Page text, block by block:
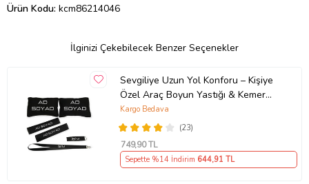
Ürün Kodu: kcm86214046
İlginizi Çekebilecek Benzer Seçenekler
Sevgiliye Uzun Yol Konforu – Kişiye
Özel Araç Boyun Yastığı & Kemer
Pedi Hediye Seti
(23)
Kargo Bedava
749,90 TL
Sepette %14 İndirim 644,91 TL